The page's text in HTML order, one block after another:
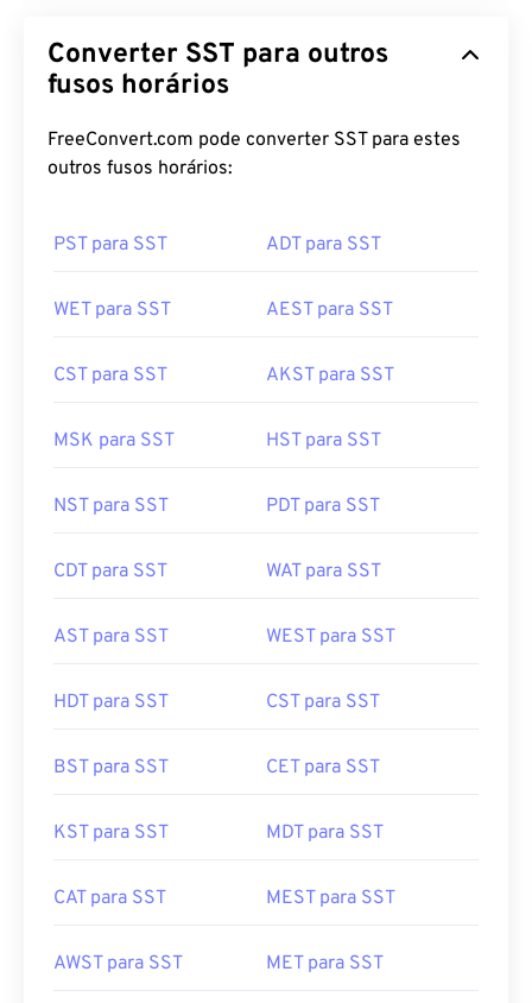
Converter SST para outros
fusos horários
FreeConvert.com pode converter SST para estes
outros fusos horários:
PST para SST ADT para SST
WET para SST AEST para SST
CST para SST AKST para SST
MSK para SST HST para SST
NST para SST PDT para SST
CDT para SST WAT para SST
AST para SST WEST para SST
HDT para SST CST para SST
BST para SST CET para SST
KST para SST MDT para SST
CAT para SST MEST para SST
AWST para SST MET para SST